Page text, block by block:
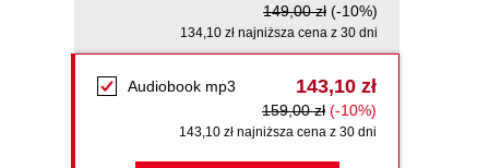
149,00 zł (-10%)
134,10 zł najniższa cena z 30 dni
Audiobook mp3 143,10 zł
159,00 zł (-10%)
143,10 zł najniższa cena z 30 dni